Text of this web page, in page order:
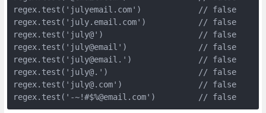
regex.test('julyemail.com')            // false
regex.test('july.email.com')           // false
regex.test('july@')                    // false
regex.test('july@email')               // false
regex.test('july@email.')              // false
regex.test('july@.')                   // false
regex.test('july@.com')                // false
regex.test('-~!#$%@email.com')         // false